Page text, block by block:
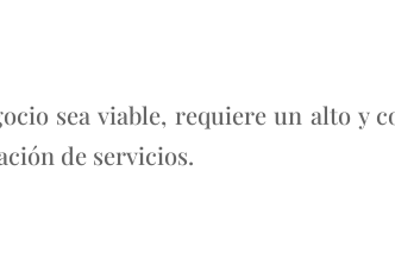
sea viable, requiere un alto y
de servicios.